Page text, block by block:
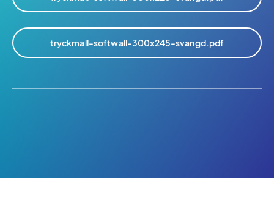
tryckmall-softwall-300x245-svangd.pdf